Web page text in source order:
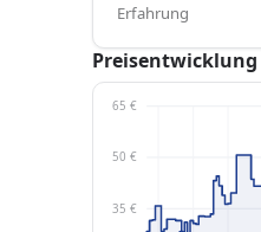
Erfahrung
Preisentwicklung
35 €
50 €
65 €